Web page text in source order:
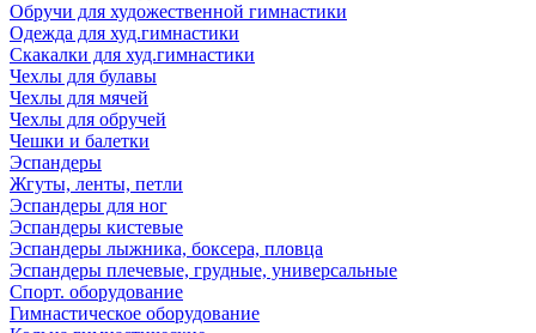
Обручи для художественной гимнастики
Одежда для худ.гимнастики
Скакалки для худ.гимнастики
Чехлы для булавы
Чехлы для мячей
Чехлы для обручей
Чешки и балетки
Эспандеры
Жгуты, ленты, петли
Эспандеры для ног
Эспандеры кистевые
Эспандеры лыжника, боксера, пловца
Эспандеры плечевые, грудные, универсальные
Спорт. оборудование
Гимнастическое оборудование